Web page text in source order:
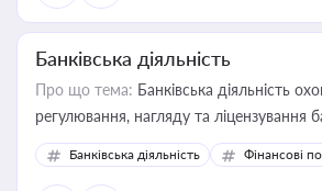
Банківська діяльність
Про що тема: Банківська діяльність
регулювання, нагляду та ліцензування
Банківська діяльність Фінансові